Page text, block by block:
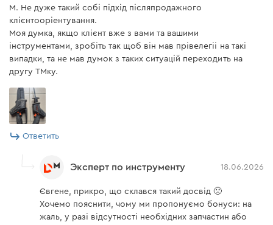
Напряжение АКБ 12 В
Допустимая температура
для зарядки АКБ
от +5°С до +45°С
Комплектация
Аккумуляторная батарея Dnipro-M BP-125 4 Ач
Аккумуляторная батарея
Аккумуляторный реноватор Dnipro-M MT-12
(без АКБ и ЗУ)
Аккумуляторная батарея нет
М. Не дуже такий собі підхід післяпродажного
клієнтооріентування.
Моя думка, якщо клієнт вже з вами та вашими
інструментами, зробіть так щоб він мав прівелегіі на такі
випадки, та не мав думок з таких ситуацій переходить на
другу ТМку.
Ответить
Эксперт по инструменту 18.06.2026
Євгене, прикро, що склався такий досвід 🙁
Хочемо пояснити, чому ми пропонуємо бонуси: на
жаль, у разі відсутності необхідних запчастин або